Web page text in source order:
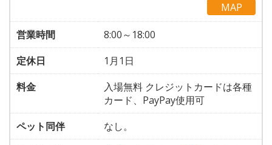
MAP
営業時間
8:00～18:00
定休日
1月1日
料金
入場無料 クレジットカードは各種
カード、PayPay使用可
ペット同伴
なし。